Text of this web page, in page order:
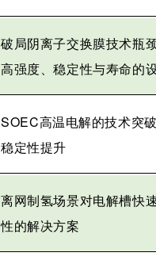
破局阴离子交换膜技术瓶
高强度、稳定性与寿命的
SOEC高温电解的技术突
稳定性提升
离网制氢场景对电解槽快
性的解决方案